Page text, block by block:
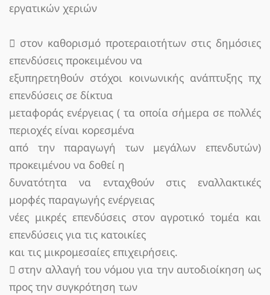
εργατικών χεριών
 στον καθορισμό προτεραιοτήτων στις δημόσιες
επενδύσεις προκειμένου να
εξυπηρετηθούν στόχοι κοινωνικής ανάπτυξης πχ
επενδύσεις σε δίκτυα
μεταφοράς ενέργειας ( τα οποία σήμερα σε πολλές
περιοχές είναι κορεσμένα
από την παραγωγή των μεγάλων επενδυτών)
προκειμένου να δοθεί η
δυνατότητα να ενταχθούν στις εναλλακτικές
μορφές παραγωγής ενέργειας
νέες μικρές επενδύσεις στον αγροτικό τομέα και
επενδύσεις για τις κατοικίες
και τις μικρομεσαίες επιχειρήσεις.
 στην αλλαγή του νόμου για την αυτοδιοίκηση ως
προς την συγκρότηση των